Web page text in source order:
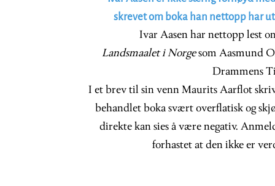
skrevet om boka han nettopp har
Ivar Aasen har nettopp lest
Landsmaalet i Norgesom Aasmund
Drammens
I et brev til sin venn Maurits Aarflot
behandlet boka svært overflatisk og
direkte kan sies å være negativ.
forhastet at den ikke er